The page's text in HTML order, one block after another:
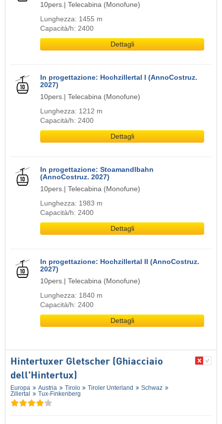
10pers.| Telecabina (Monofune)
Lunghezza: 1455 m
Capacità/h: 2400
Dettagli
In progettazione: Hochzillertal I (AnnoCostruz.
2027)
10pers.| Telecabina (Monofune)
Lunghezza: 1212 m
Capacità/h: 2400
Dettagli
In progettazione: Stoamandlbahn
(AnnoCostruz. 2027)
10pers.| Telecabina (Monofune)
Lunghezza: 1983 m
Capacità/h: 2400
Dettagli
In progettazione: Hochzillertal II (AnnoCostruz.
2027)
10pers.| Telecabina (Monofune)
Lunghezza: 1840 m
Capacità/h: 2400
Dettagli
Hintertuxer Gletscher (Ghiacciaio
dell'Hintertux)
Europa Austria Tirolo Tiroler Unterland
Schwaz
Zillertal
Tux-Finkenberg